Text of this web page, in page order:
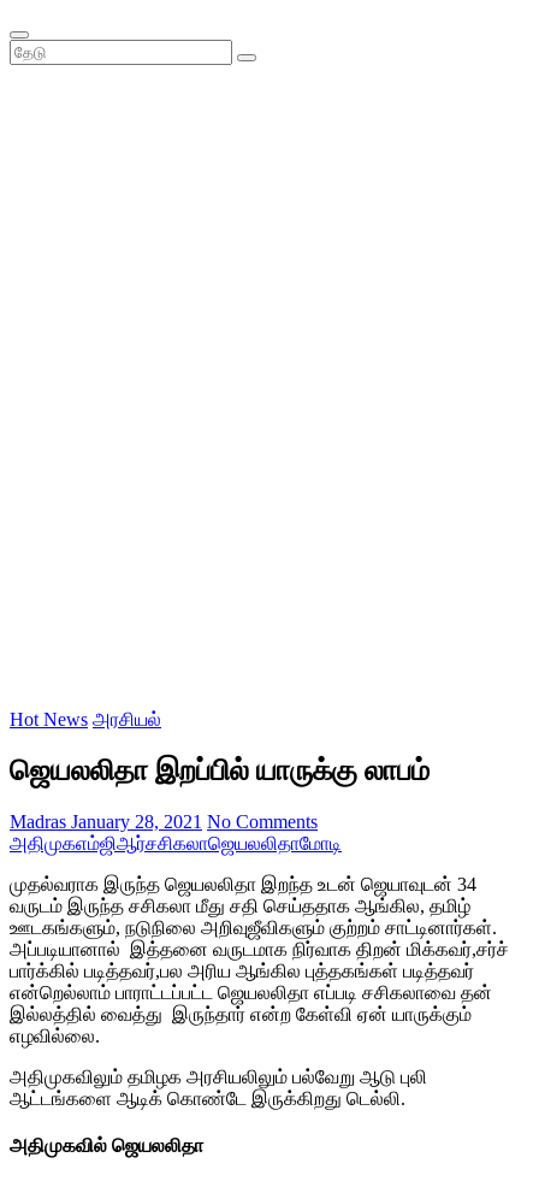
தேடு
Hot News அரசியல்
ஜெயலலிதா இறப்பில் யாருக்கு லாபம்
Madras January 28, 2021 No Comments
அதிமுகஎம்ஜிஆர்சசிகலாஜெயலலிதாமோடி
முதல்வராக இருந்த ஜெயலலிதா இறந்த உடன் ஜெயாவுடன் 34
வருடம் இருந்த சசிகலா மீது சதி செய்ததாக ஆங்கில, தமிழ்
ஊடகங்களும், நடுநிலை அறிவுஜீவிகளும் குற்றம் சாட்டினார்கள்.
அப்படியானால் இத்தனை வருடமாக நிர்வாக திறன் மிக்கவர்,சர்ச்
பார்க்கில் படித்தவர்,பல அரிய ஆங்கில புத்தகங்கள் படித்தவர்
என்றெல்லாம் பாராட்டப்பட்ட ஜெயலலிதா எப்படி சசிகலாவை தன்
இல்லத்தில் வைத்து இருந்தார் என்ற கேள்வி ஏன் யாருக்கும்
எழவில்லை.
அதிமுகவிலும் தமிழக அரசியலிலும் பல்வேறு ஆடு புலி
ஆட்டங்களை ஆடிக் கொண்டே இருக்கிறது டெல்லி.
அதிமுகவில் ஜெயலலிதா